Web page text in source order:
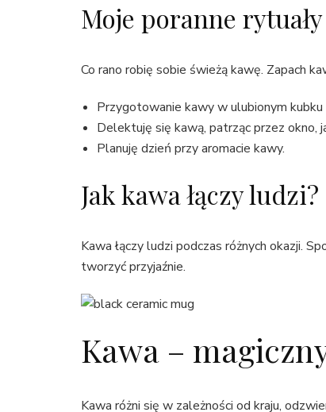
Moje poranne
Co rano robię sobie świeżą kawę. Zapach
Przygotowanie kawy w ulubionym kubku
Delektuję się kawą, patrząc przez okno,
Planuję dzień przy aromacie kawy.
Jak kawa łączy ludzi?
Kawa łączy ludzi podczas różnych okazji.
tworzyć przyjaźnie.
Kawa –
Kawa różni się w zależności od kraju,